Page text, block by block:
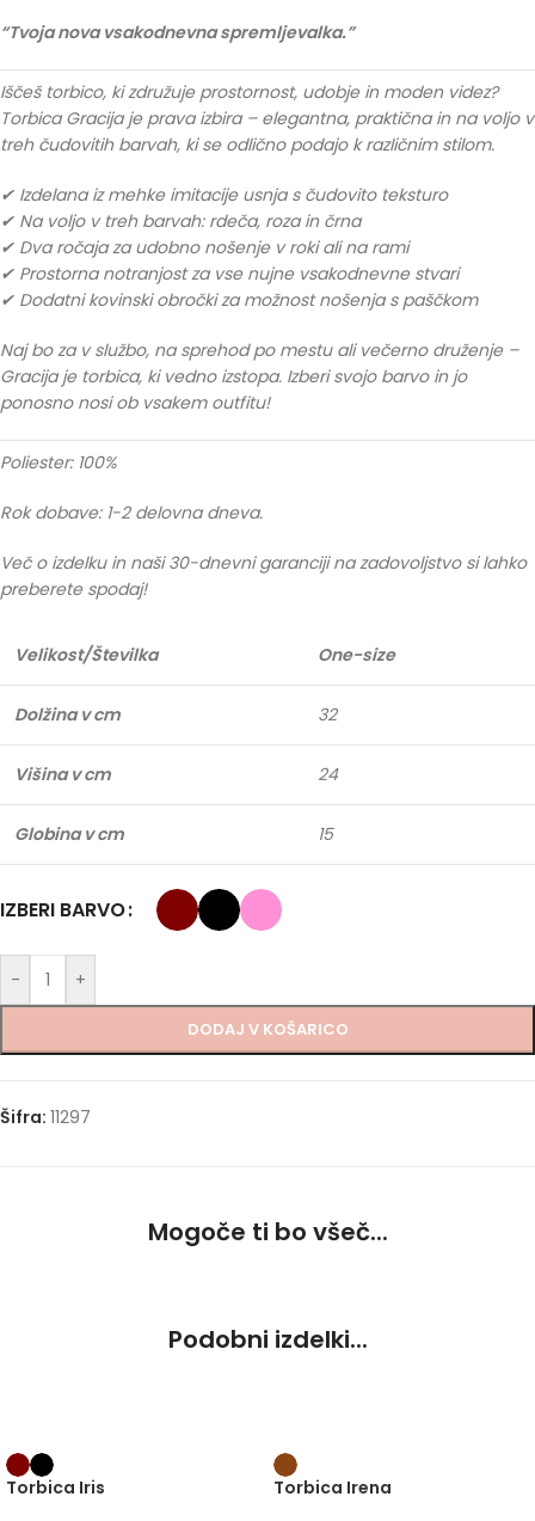
“Tvoja nova vsakodnevna spremljevalka.”
Iščeš torbico, ki združuje prostornost, udobje in moden videz?
Torbica Gracija je prava izbira – elegantna, praktična in na voljo v
treh čudovitih barvah, ki se odlično podajo k različnim stilom.
✔ Izdelana iz mehke imitacije usnja s čudovito teksturo
✔ Na voljo v treh barvah: rdeča, roza in črna
✔ Dva ročaja za udobno nošenje v roki ali na rami
✔ Prostorna notranjost za vse nujne vsakodnevne stvari
✔ Dodatni kovinski obročki za možnost nošenja s paščkom
Naj bo za v službo, na sprehod po mestu ali večerno druženje –
Gracija je torbica, ki vedno izstopa. Izberi svojo barvo in jo
ponosno nosi ob vsakem outfitu!
Poliester: 100%
Rok dobave: 1-2 delovna dneva.
Več o izdelku in naši 30-dnevni garanciji na zadovoljstvo si lahko
preberete spodaj!
Velikost/Številka One-size
Dolžina v cm 32
Višina v cm 24
Globina v cm 15
IZBERI BARVO
- +
DODAJ V KOŠARICO
Šifra: 11297
Mogoče ti bo všeč...
Podobni izdelki...
Torbica Iris
Torbica Irena